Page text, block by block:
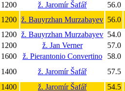
1200 ž. Jaromír Šafář
56.0
1200 ž. Bauyrzhan Murzabayev 56.0
1200 ž. Bauyrzhan Murzabayev 54.0
1200 ž. Jan Verner
57.0
1600 ž. Pierantonio Convertino
58.0
1400 ž. Jaromír Šafář
57.5
1400 ž. Jaromír Šafář
54.5